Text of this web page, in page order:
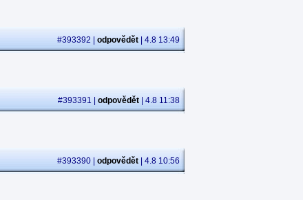
#393392 | odpovědět | 4.8 13:49
#393391 | odpovědět | 4.8 11:38
#393390 | odpovědět | 4.8 10:56